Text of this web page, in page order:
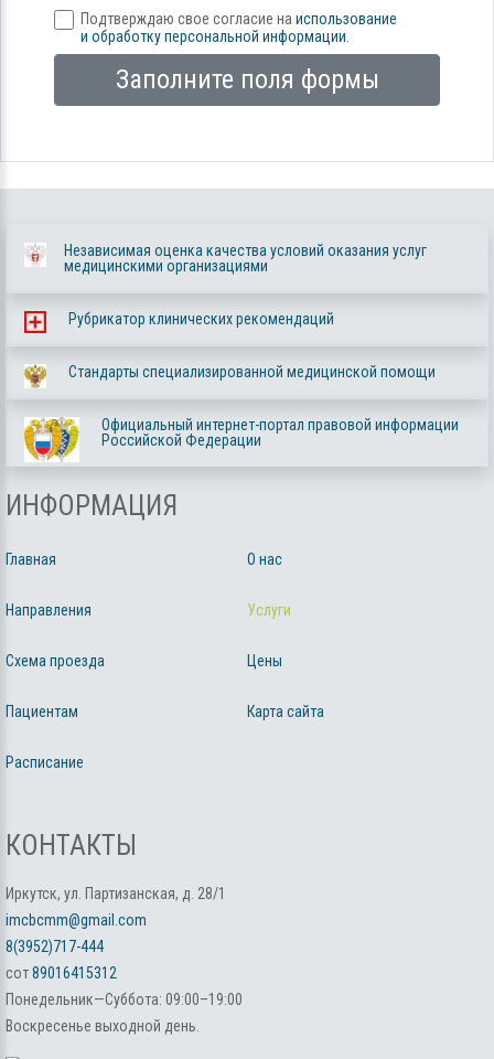
Подтверждаю свое согласие на использование
и обработку персональной информации
Заполните поля формы
Независимая оценка качества условий оказания услуг
медицинскими организациями
Рубрикатор клинических рекомендаций
Стандарты специализированной медицинской помощи
Официальный интернет-портал правовой информации
Российской Федерации
ИНФОРМАЦИЯ
Главная О нас
Направления Услуги
Схема проезда Цены
Пациентам Карта сайта
Расписание
КОНТАКТЫ
Иркутск, ул. Партизанская, д. 28/1
imcbcmm@gmail.com
8(3952)717-444
сот89016415312
Понедельник—Суббота: 09:00–19:00
Воскресенье выходной день.